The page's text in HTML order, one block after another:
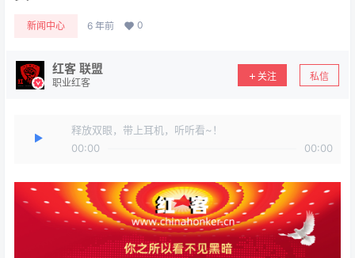
新闻中心 6 年前 0
红客 联盟
职业红客
关注 私信
释放双眼，带上耳机，听听看~！
00:00
00:00